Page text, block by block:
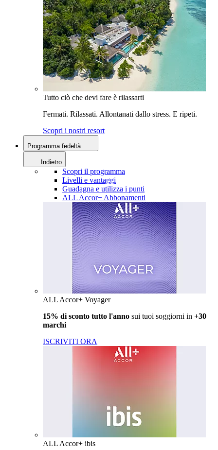
Tutto ciò che devi fare è rilassarti
Fermati. Rilassati. Allontanati dallo stress. E ripeti.
Scopri i nostri resort
Programma fedeltà
Indietro
Scopri il programma
Livelli e vantaggi
Guadagna e utilizza i punti
ALL Accor+ Abbonamenti
ALL Accor+ Voyager
15% di sconto tutto l'anno sui tuoi soggiorni in +30
marchi
ISCRIVITI ORA
ALL Accor+ ibis